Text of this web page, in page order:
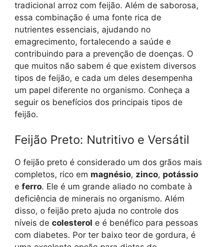
tradicional arroz com feijão. Além de saborosa,
essa combinação é uma fonte rica de
nutrientes essenciais, ajudando no
emagrecimento, fortalecendo a saúde e
contribuindo para a prevenção de doenças. O
que muitos não sabem é que existem diversos
tipos de feijão, e cada um deles desempenha
um papel diferente no organismo. Conheça a
seguir os benefícios dos principais tipos de
feijão.
Feijão Preto: Nutritivo e Versátil
O feijão preto é considerado um dos grãos mais
completos, rico em magnésio, zinco, potássio
e ferro. Ele é um grande aliado no combate à
deficiência de minerais no organismo. Além
disso, o feijão preto ajuda no controle dos
níveis de colesterol e é benéfico para pessoas
com diabetes. Por ter baixo teor de gordura, é